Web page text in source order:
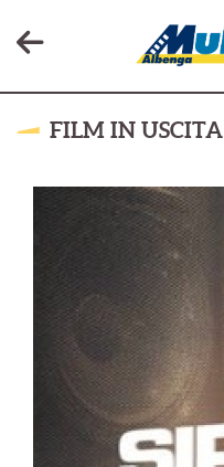
FILM IN USCITA